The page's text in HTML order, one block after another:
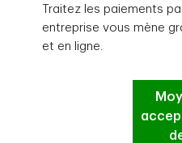
Traitez les paiements
entreprise vous mène
et en ligne.